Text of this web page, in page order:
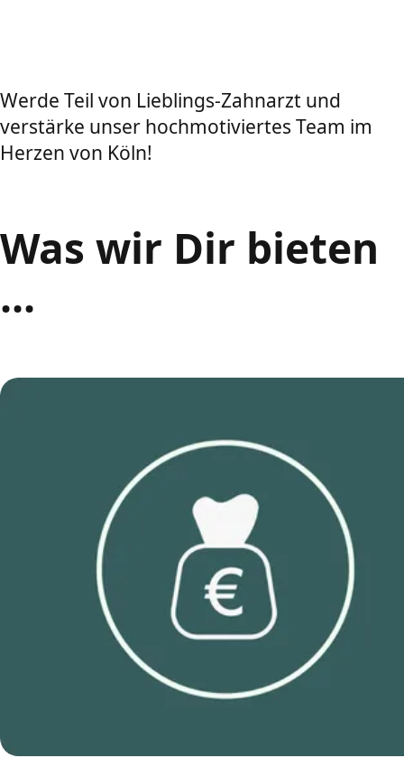
Werde Teil von Lieblings-Zahnarzt und
verstärke unser hochmotiviertes Team im
Herzen von Köln!
Was wir Dir bieten
...